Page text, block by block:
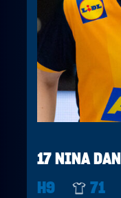
17 NINA
H9
71